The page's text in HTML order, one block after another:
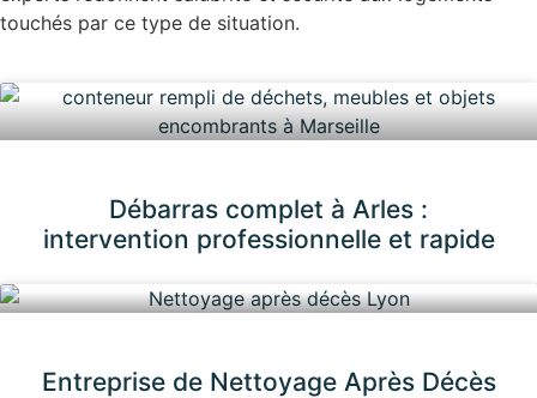
touchés par ce type de situation.
Débarras complet à Arles :
intervention professionnelle et rapide
Entreprise de Nettoyage Après Décès